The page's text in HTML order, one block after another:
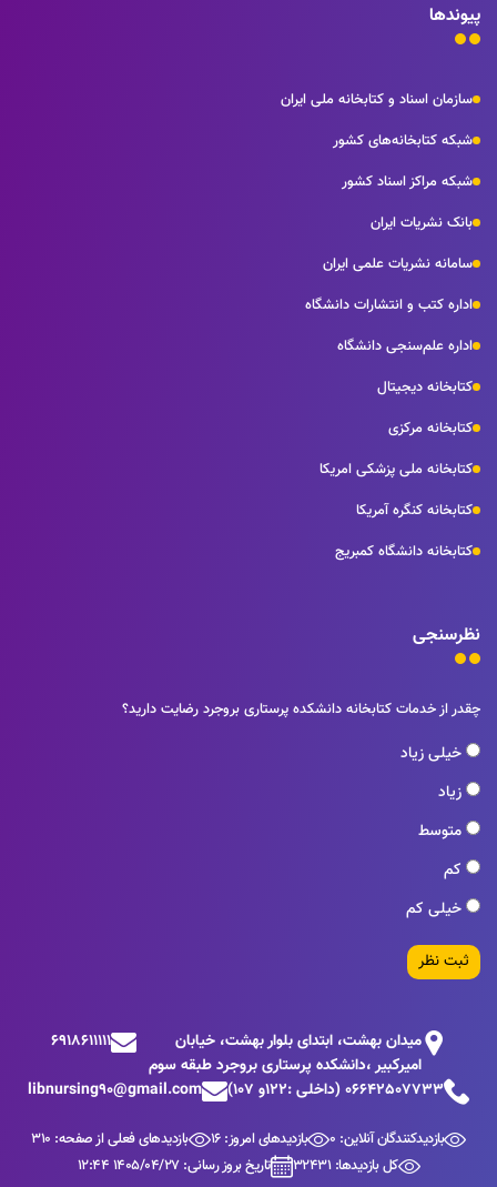
پیوندها
سازمان اسناد و کتابخانه ملی ایران
شبکه کتابخانه‌های کشور
شبکه مراکز اسناد کشور
بانک نشریات ایران
سامانه نشریات علمی ایران
اداره کتب و انتشارات دانشگاه
اداره علم‌سنجی دانشگاه
کتابخانه دیجیتال
کتابخانه مرکزی
کتابخانه ملی پزشکی امریکا
کتابخانه کنگره آمریکا
کتابخانه دانشگاه کمبریج
نظرسنجی
چقدر از خدمات کتابخانه دانشکده پرستاری بروجرد رضایت دارید؟
خیلی زیاد
زیاد
متوسط
کم
خیلی کم
ثبت نظر
ميدان بهشت، ابتدای بلوار بهشت، خيابان
اميركبير ،دانشكده پرستاری بروجرد طبقه سوم
6918611111
06642507733 (داخلی :122و 107)
libnursing90@gmail.com
بازدیدکنندگان آنلاین: 0 بازدیدهای امروز: 16
بازدیدهای فعلی از صفحه: 310
کل بازدیدها: 32431
تاریخ بروز رسانی: 1405/04/27 12:44